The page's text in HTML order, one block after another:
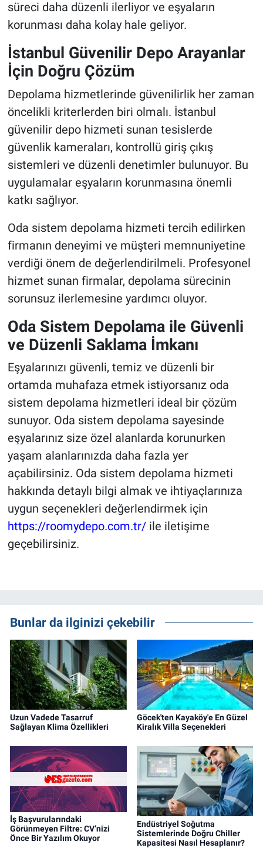
süreci daha düzenli ilerliyor ve eşyaların
korunması daha kolay hale geliyor.
İstanbul Güvenilir Depo Arayanlar
İçin Doğru Çözüm
Depolama hizmetlerinde güvenilirlik her zaman
öncelikli kriterlerden biri olmalı. İstanbul
güvenilir depo hizmeti sunan tesislerde
güvenlik kameraları, kontrollü giriş çıkış
sistemleri ve düzenli denetimler bulunuyor. Bu
uygulamalar eşyaların korunmasına önemli
katkı sağlıyor.
Oda sistem depolama hizmeti tercih edilirken
firmanın deneyimi ve müşteri memnuniyetine
verdiği önem de değerlendirilmeli. Profesyonel
hizmet sunan firmalar, depolama sürecinin
sorunsuz ilerlemesine yardımcı oluyor.
Oda Sistem Depolama ile Güvenli
ve Düzenli Saklama İmkanı
Eşyalarınızı güvenli, temiz ve düzenli bir
ortamda muhafaza etmek istiyorsanız oda
sistem depolama hizmetleri ideal bir çözüm
sunuyor. Oda sistem depolama sayesinde
eşyalarınız size özel alanlarda korunurken
yaşam alanlarınızda daha fazla yer
açabilirsiniz. Oda sistem depolama hizmeti
hakkında detaylı bilgi almak ve ihtiyaçlarınıza
uygun seçenekleri değerlendirmek için
https://roomydepo.com.tr/ile iletişime
geçebilirsiniz.
Bunlar da ilginizi çekebilir
Uzun Vadede Tasarruf
Sağlayan Klima Özellikleri
Göcek'ten Kayaköy'e En Güzel
Kiralık Villa Seçenekleri
İş Başvurularındaki
Görünmeyen Filtre: CV’nizi
Önce Bir Yazılım Okuyor
Endüstriyel Soğutma
Sistemlerinde Doğru Chiller
Kapasitesi Nasıl Hesaplanır?